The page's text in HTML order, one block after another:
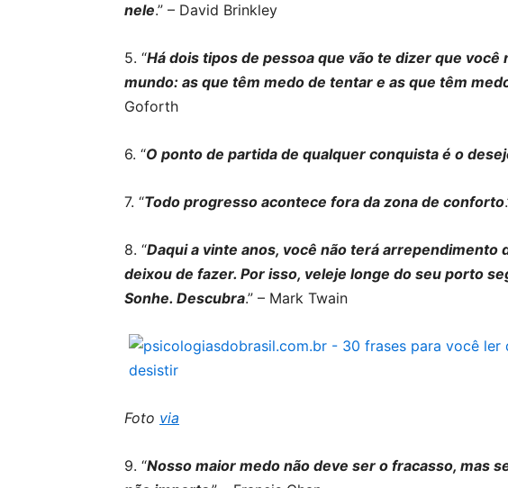
nele.” – David Brinkley
5. “Há dois tipos de pessoa que vão te dizer que
mundo: as que têm medo de tentar e as que têm
Goforth
6. “O ponto de partida de qualquer conquista é o
7. “Todo progresso acontece fora da zona de conforto
8. “Daqui a vinte anos, você não terá arrependimento
deixou de fazer. Por isso, veleje longe do seu porto
Sonhe. Descubra.” – Mark Twain
Foto via
9. “Nosso maior medo não deve ser o fracasso, mas